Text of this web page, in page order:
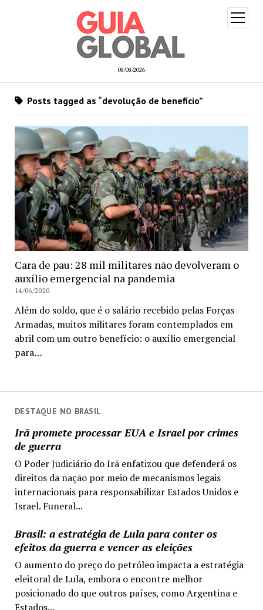
08/08/2026
open
menu
DESTAQUE NO BRASIL
Irã promete processar EUA e Israel por crimes
de guerra
O Poder Judiciário do Irã enfatizou que defenderá os
direitos da nação por meio de mecanismos legais
internacionais para responsabilizar Estados Unidos e
Israel. Funeral...
Brasil: a estratégia de Lula para conter os
efeitos da guerra e vencer as eleições
O aumento do preço do petróleo impacta a estratégia
eleitoral de Lula, embora o encontre melhor
posicionado do que outros países, como Argentina e
Estados...
Posts tagged as “devolução de beneficio”
Cara de pau: 28 mil militares não devolveram o
auxílio emergencial na pandemia
14/06/2020
Além do soldo, que é o salário recebido pelas Forças
Armadas, muitos militares foram contemplados em
abril com um outro benefício: o auxílio emergencial
para…